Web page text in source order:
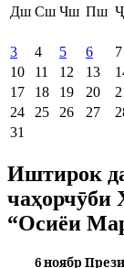
Дш Сш Чш Пш
3
4 5 6 7
10
11 12 13
17
18 19 20
24
25 26 27
31
Иштирок
чаҳорчӯби
“Осиёи
6 ноябр